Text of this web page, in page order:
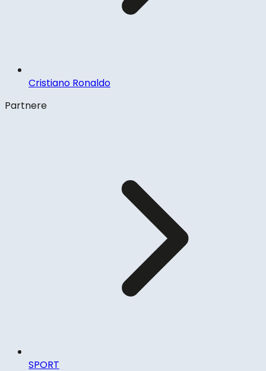
Cristiano Ronaldo
Partnere
SPORT